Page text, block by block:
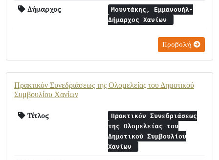
Δήμαρχος
Μουντάκης, Εμμανουήλ-
Δήμαρχος Χανίων
Προβολή
Πρακτικόν Συνεδριάσεως της Ολομελείας του Δημοτικού
Συμβουλίου Χανίων
Τίτλος
Πρακτικόν Συνεδριάσεως
της Ολομελείας του
Δημοτικού Συμβουλίου
Χανίων